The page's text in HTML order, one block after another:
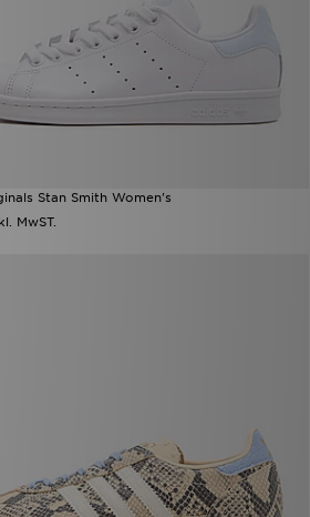
Stan Smith Women's
MwST.